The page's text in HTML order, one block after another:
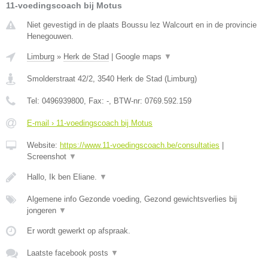
11-voedingscoach bij Motus
Niet gevestigd in de plaats Boussu lez Walcourt en in de provincie
Henegouwen.
Limburg » Herk de Stad Google maps ▼
Smolderstraat 42/2, 3540 Herk de Stad (Limburg)
Tel: 0496939800, Fax: -, BTW-nr: 0769.592.159
E-mail › 11-voedingscoach bij Motus
Website: https://www.11-voedingscoach.be/consultaties
Screenshot ▼
Hallo, Ik ben Eliane. ▼
Algemene info Gezonde voeding, Gezond gewichtsverlies bij
jongeren ▼
Er wordt gewerkt op afspraak.
Laatste facebook posts ▼